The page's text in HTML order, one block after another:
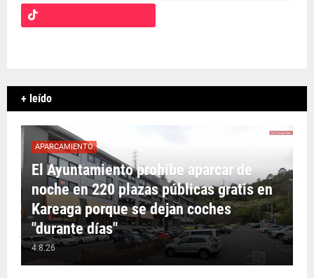
+ leído
APARCAMIENTO
El Ayuntamiento prohíbe aparcar de
noche en 220 plazas públicas gratis en
Kareaga porque se dejan coches
"durante días"
4.8.26